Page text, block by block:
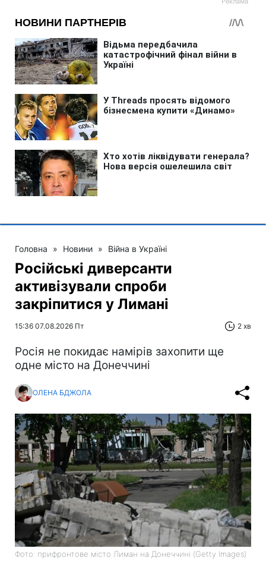
Головна » Новини » Війна в Україні
Російські диверсанти
активізували спроби
закріпитися у Лимані
15:36 07.08.2026 Пт 2 хв
Росія не покидає намірів захопити ще
одне місто на Донеччині
ОЛЕНА БДЖОЛА
Фото: прифронтове місто Лиман на Донеччині (Getty Images)